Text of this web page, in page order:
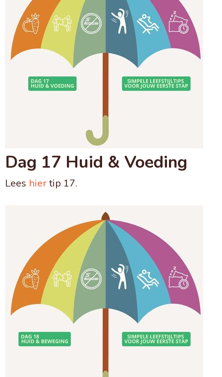
Dag 17 Huid & Voeding
Lees hiertip 17.